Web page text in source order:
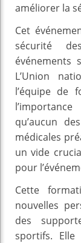
améliorer la
Cet
sécurité
événements
L’Union
l’équipe de
qu’aucun
médicales
un vide
pour
Cette
nouvelles
des
sportifs.